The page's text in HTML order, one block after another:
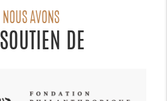
NOUS AVONS
DE